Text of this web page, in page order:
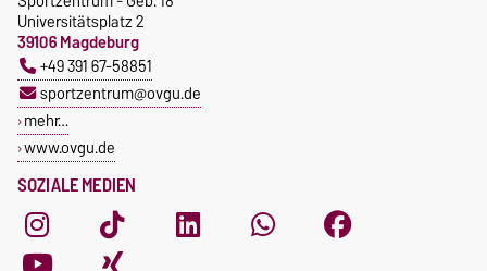
SOZIALE MEDIEN
Universitätsplatz 2
39106 Magdeburg
+49 391 67-58851
sportzentrum@ovgu.de
mehr…
www.ovgu.de